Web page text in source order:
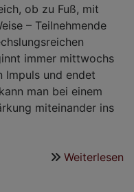
ob zu Fuß, mit
– Teilnehmende
immer mittwochs
Impuls und endet
man bei einem
miteinander ins
Weiterlesen